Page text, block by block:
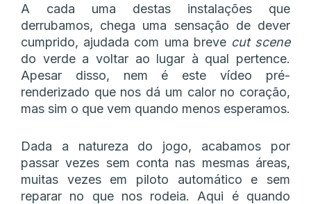
A cada uma destas instalações que
derrubamos, chega uma sensação de dever
cumprido, ajudada com uma breve cut scene
do verde a voltar ao lugar à qual pertence.
Apesar disso, nem é este vídeo pré-
renderizado que nos dá um calor no coração,
mas sim o que vem quando menos esperamos.
Dada a natureza do jogo, acabamos por
passar vezes sem conta nas mesmas áreas,
muitas vezes em piloto automático e sem
reparar no que nos rodeia. Aqui é quando